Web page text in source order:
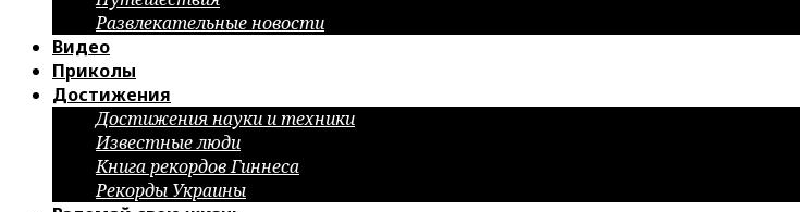
Развлекательные новости
Видео
Приколы
Достижения
Достижения науки и техники
Известные люди
Книга рекордов Гиннеса
Рекорды Украины